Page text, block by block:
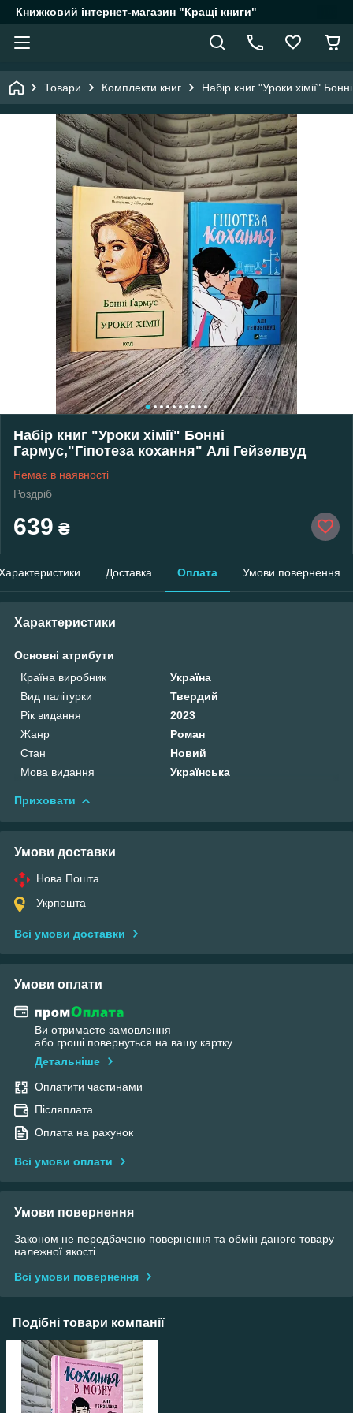
Книжковий інтернет-магазин "Кращі книги"
Товари Комплекти книг Набір книг "Уроки хімії"
Набір книг "Уроки хімії" Бонні
Гармус,"Гіпотеза кохання" Алі Гейзелвуд
Немає в наявності
Роздріб
639 ₴
Доставка Оплата Умови повернення
Характеристики
Основні атрибути
Країна виробник
Україна
Вид палітурки
Твердий
Рік видання
2023
Жанр
Роман
Стан
Новий
Мова видання
Українська
Приховати
Умови доставки
Нова Пошта
Укрпошта
Всі умови доставки
Умови оплати
Ви отримаєте замовлення
або гроші повернуться на вашу картку
Детальніше
Оплатити частинами
Післяплата
Оплата на рахунок
Всі умови оплати
Умови повернення
Законом не передбачено повернення та обмін даного товару
належної якості
Всі умови повернення
Подібні товари компанії